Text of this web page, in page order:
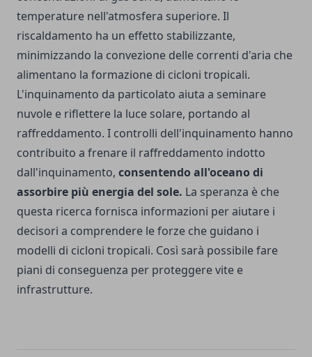
temperature nell'atmosfera superiore. Il
riscaldamento ha un effetto stabilizzante,
minimizzando la convezione delle correnti d'aria che
alimentano la formazione di cicloni tropicali.
L'inquinamento da particolato aiuta a seminare
nuvole e riflettere la luce solare, portando al
raffreddamento. I controlli dell'inquinamento hanno
contribuito a frenare il raffreddamento indotto
dall'inquinamento, consentendo all'oceano di
assorbire più energia del sole. La speranza è che
questa ricerca fornisca informazioni per aiutare i
decisori a comprendere le forze che guidano i
modelli di cicloni tropicali. Così sarà possibile fare
piani di conseguenza per proteggere vite e
infrastrutture.